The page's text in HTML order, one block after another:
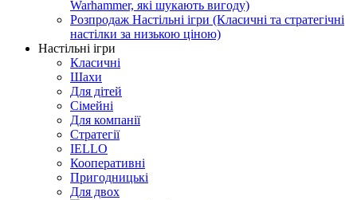
Warhammer, які шукають вигоду)
Розпродаж Настільні ігри (Класичні та стратегічні
настілки за низькою ціною)
Настільні ігри
Класичні
Шахи
Для дітей
Сімейні
Для компанії
Стратегії
IELLO
Кооперативні
Пригодницькі
Для двох